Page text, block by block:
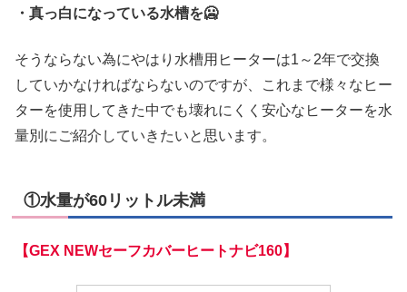
・真っ白になっている水槽を🥶
そうならない為にやはり水槽用ヒーターは1～2年で交換
していかなければならないのですが、これまで様々なヒー
ターを使用してきた中でも壊れにくく安心なヒーターを水
量別にご紹介していきたいと思います。
①水量が60リットル未満
【GEX NEWセーフカバーヒートナビ160】